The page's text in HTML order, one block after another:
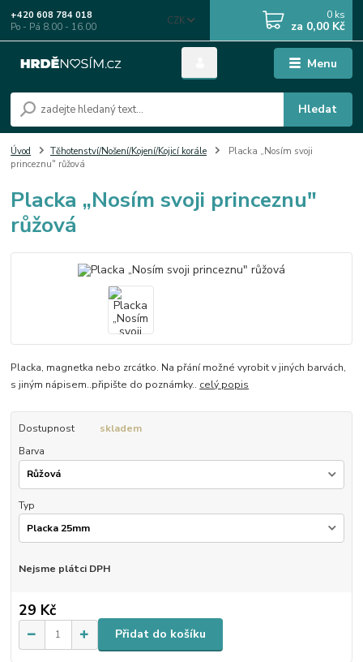
Menu
CZK
Hledat
+420 608 784 018
Po - Pá 8.00 - 16.00
0 ks
za 0,00 Kč
Úvod Těhotenství/Nošení/Kojení/Kojicí korále
Placka „Nosím svoji
princeznu" růžová
Placka „Nosím svoji princeznu"
růžová
Placka, magnetka nebo zrcátko. Na přání možné vyrobit v jiných barvách,
s jiným nápisem..připište do poznámky.. celý popis
Dostupnost
skladem
Barva
Typ
Nejsme plátci DPH
29 Kč
Přidat do košíku